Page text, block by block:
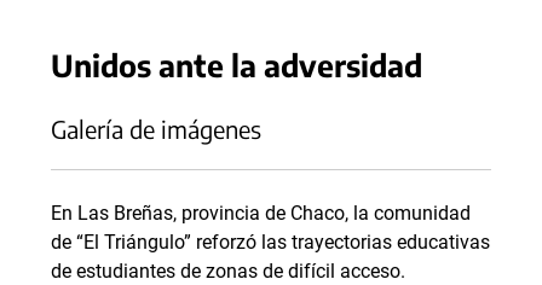
Unidos ante la adversidad
Galería de imágenes
En Las Breñas, provincia de Chaco, la comunidad
de “El Triángulo” reforzó las trayectorias educativas
de estudiantes de zonas de difícil acceso.